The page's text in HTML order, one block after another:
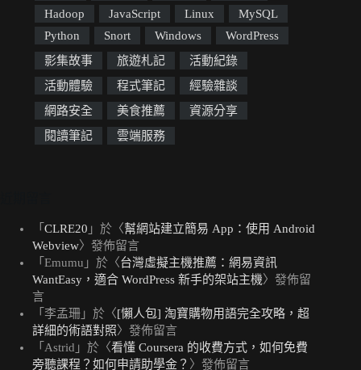
Hadoop
JavaScript Linux
MySQL
Python
Snort Windows
WordPress
影集故事
旅遊札記
活動紀錄
活動體驗
程式筆記
經驗雜談
網路安全
美食推薦
資源分享
閱讀筆記
雲端服務
「 CLRE20 」於〈幫網站建立簡易 App：使用 Android
Webview〉發佈留言
「 Emumu 」於〈台灣虛擬主機推薦：網易資訊
WantEasy，適合 WordPress 新手的架站主機〉發佈留
言
「 李孟珊 」於〈[懶人包] 淘寶購物用語完全攻略，超
詳細的術語對照〉發佈留言
「 Astrid 」於〈看懂 Coursera 的收費方式，如何免費
旁聽課程？如何申請助學金？ 〉發佈留言